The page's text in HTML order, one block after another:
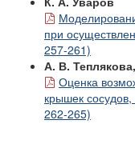
при
257-261)
А. В.
Оценка
крышек
262-265)